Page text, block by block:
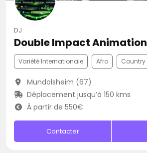
DJ
Double Impact Animation
Variété Internationale Afro Country
Mundolsheim (67)
Déplacement jusqu’à 150 kms
À partir de 550€
Contacter